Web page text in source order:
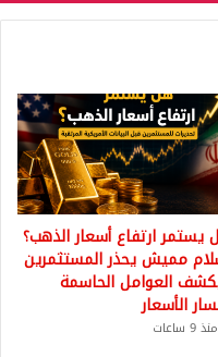
يستمر ارتفاع أسعار الذهب؟
مميش يحذر المستثمرين
العوامل الحاسمة
الأسعار
منذ 9 ساعات